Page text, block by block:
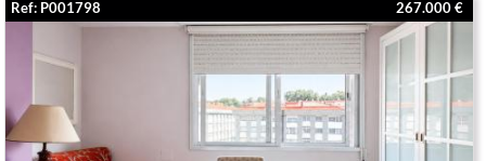
Ref: P001798 267.000 €